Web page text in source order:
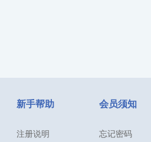
新手帮助
注册说明
会员须知
忘记密码